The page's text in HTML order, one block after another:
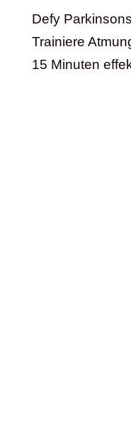
Defy
Trainiere
15 Minuten